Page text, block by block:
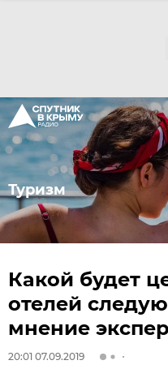
Туризм
Какой будет
отелей
мнение
20:01 07.09.2019